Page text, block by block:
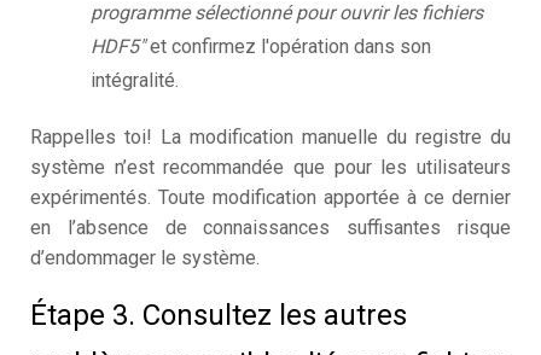
programme sélectionné pour ouvrir les fichiers
HDF5"et confirmez l'opération dans son
intégralité.
Rappelles toi! La modification manuelle du registre du
système n’est recommandée que pour les utilisateurs
expérimentés. Toute modification apportée à ce dernier
en l’absence de connaissances suffisantes risque
d’endommager le système.
Étape 3. Consultez les autres